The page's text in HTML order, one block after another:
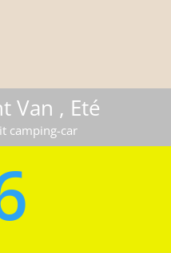
Van , Eté
camping-car